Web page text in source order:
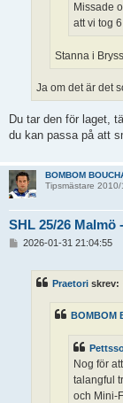
Missade
att vi tog
Stanna i
Ja om det är det
Du tar den för laget,
du kan passa på att
BOMBOM
Tipsmästare 2010/
SHL 25/26 Malmö
2026-01-31 21:04:55
Praetori skrev:
BOMBOM
Nog för
talangful
och Mini-